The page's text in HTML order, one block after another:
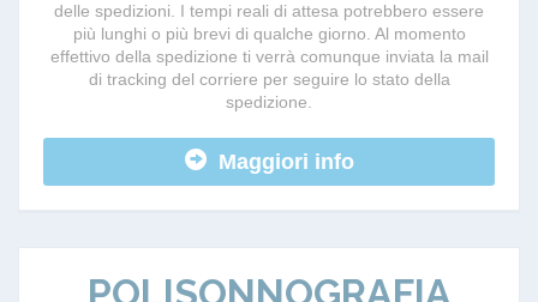
delle spedizioni. I tempi reali di attesa potrebbero essere
più lunghi o più brevi di qualche giorno. Al momento
effettivo della spedizione ti verrà comunque inviata la mail
di tracking del corriere per seguire lo stato della
spedizione.
Maggiori info